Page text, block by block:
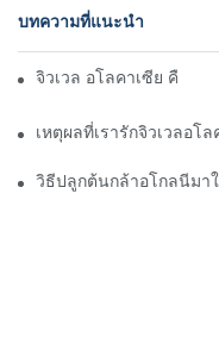
บทความที่แนะนำ
จิวเวล อโลคาเซีย คืออะ
เหตุผลที่เรารักจิวเวลอโล
วิธีปลูกต้นกล้าอโกลนีมา